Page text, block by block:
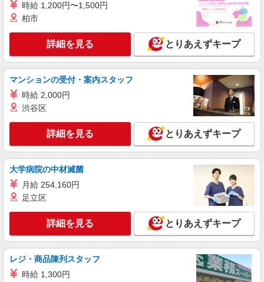
アルバイト
ライフ中野駅前店（店舗コード833）
衣料品
時給1,235円以上
ライフ中野駅前店 東京都中野区中野5-33-13
キープ 詳細を見る
ライフ東中野店（店舗コード842）
青果
ライフ東中野店 東京都中野区東中野3-9-7
キープ 詳細を見る
時給 1,200円〜1,500円
柏市
詳細を見る とりあえずキープ
マンションの受付・案内スタッフ
時給 2,000円
渋谷区
詳細を見る とりあえずキープ
大学病院の中材滅菌
月給 254,160円
足立区
詳細を見る とりあえずキープ
レジ・商品陳列スタッフ
時給 1,300円